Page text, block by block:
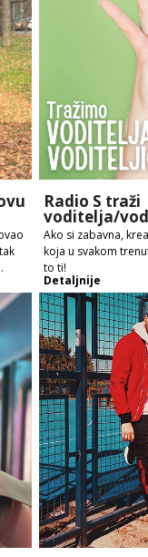
Radio S traži
voditelja/
Ako si zabavna,
koja u svakom
to ti!
Detaljnije